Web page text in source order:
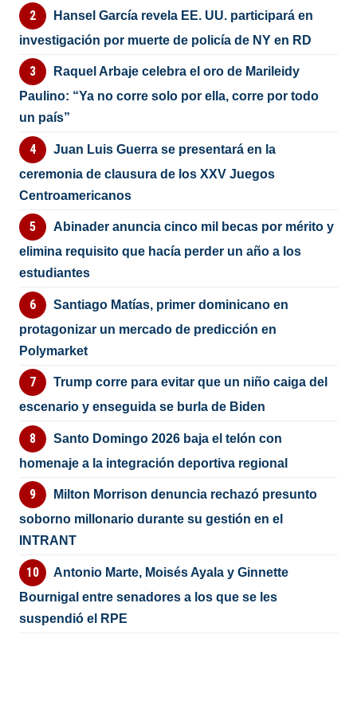
Hansel García revela EE. UU. participará en
investigación por muerte de policía de NY en RD
Raquel Arbaje celebra el oro de Marileidy
Paulino: “Ya no corre solo por ella, corre por todo
un país”
Juan Luis Guerra se presentará en la
ceremonia de clausura de los XXV Juegos
Centroamericanos
Abinader anuncia cinco mil becas por mérito y
elimina requisito que hacía perder un año a los
estudiantes
Santiago Matías, primer dominicano en
protagonizar un mercado de predicción en
Polymarket
Trump corre para evitar que un niño caiga del
escenario y enseguida se burla de Biden
Santo Domingo 2026 baja el telón con
homenaje a la integración deportiva regional
Milton Morrison denuncia rechazó presunto
soborno millonario durante su gestión en el
INTRANT
Antonio Marte, Moisés Ayala y Ginnette
Bournigal entre senadores a los que se les
suspendió el RPE